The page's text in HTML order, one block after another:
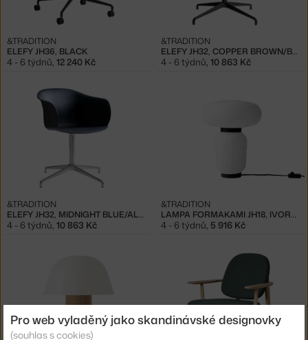
ELEFY JH36, BLACK
&TRADITION
4 - 6 týdnů, 12 240 Kč
ELEFY JH32, COPPER BROWN/BLACK
&TRADITION
4 - 6 týdnů, 10 863 Kč
ELEFY JH32, MIDNIGHT BLUE/ALUMINIUM
&TRADITION
4 - 6 týdnů, 10 863 Kč
LAMPA FORMAKAMI JH18, IVORY WHITE
&TRADITION
4 - 6 týdnů, 5 916 Kč
Pro web vyladěný jako skandinávské designovky
(souhlas s cookies)